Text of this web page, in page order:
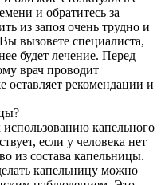
и обратитесь за
из запоя очень трудно и
вызовете специалиста,
будет лечение. Перед
врач проводит
оставляет рекомендации и
капельного
если у человека нет
из состава капельницы.
капельницу можно